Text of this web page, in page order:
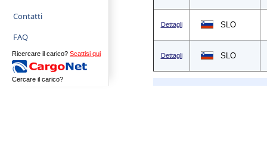
Contatti
FAQ
Ricercare il carico? Scattisi qui
Cercare il carico?
Dettagli SLO
Dettagli SLO